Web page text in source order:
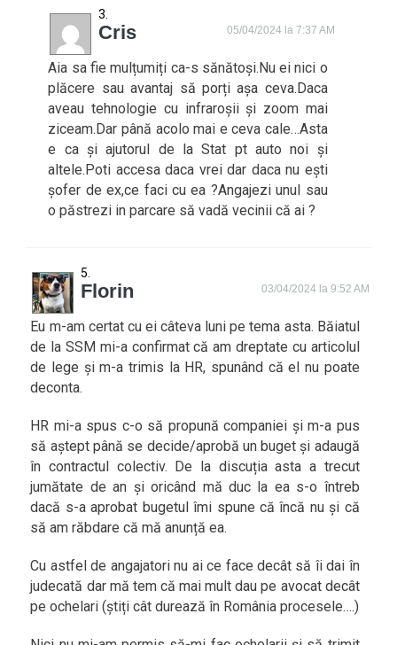
Cris 05/04/2024 la 7:37 AM
Aia sa fie mulțumiți ca-s sănătoși.Nu ei nici o
plăcere sau avantaj să porți așa ceva.Daca
aveau tehnologie cu infraroșii și zoom mai
ziceam.Dar până acolo mai e ceva cale…Asta
e ca și ajutorul de la Stat pt auto noi și
altele.Poti accesa daca vrei dar daca nu ești
șofer de ex,ce faci cu ea ?Angajezi unul sau
o păstrezi in parcare să vadă vecinii că ai ?
Florin 03/04/2024 la 9:52 AM
Eu m-am certat cu ei câteva luni pe tema asta. Băiatul
de la SSM mi-a confirmat că am dreptate cu articolul
de lege și m-a trimis la HR, spunând că el nu poate
deconta.
HR mi-a spus c-o să propună companiei și m-a pus
să aștept până se decide/aprobă un buget și adaugă
în contractul colectiv. De la discuția asta a trecut
jumătate de an și oricând mă duc la ea s-o întreb
dacă s-a aprobat bugetul îmi spune că încă nu și că
să am răbdare că mă anunță ea.
Cu astfel de angajatori nu ai ce face decât să îi dai în
judecată dar mă tem că mai mult dau pe avocat decât
pe ochelari (știți cât durează în România procesele….)